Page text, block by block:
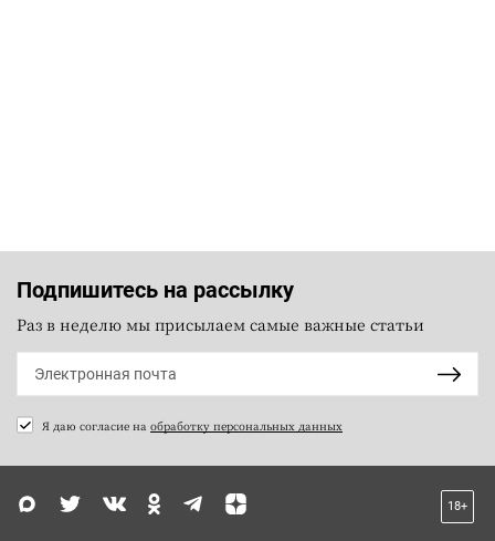
Подпишитесь на рассылку
Раз в неделю мы присылаем самые важные статьи
Я даю согласие на обработку персональных данных
18+